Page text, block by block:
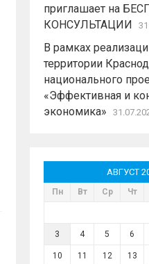
приглашает на
КОНСУЛЬТАЦИИ
В рамках
территории
национального
«Эффективная и
экономика»
АВГУСТ
Пн Вт Ср Чт
3 4 5 6
10 11 12 13